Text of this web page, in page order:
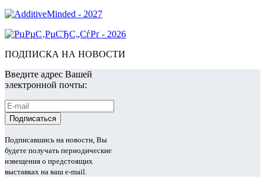
ПОДПИСКА НА НОВОСТИ
Введите адрес Вашей
электронной почты:
Подписавшись на новости, Вы
будете получать периодические
извещения о предстоящих
выставках на ваш e-mail.